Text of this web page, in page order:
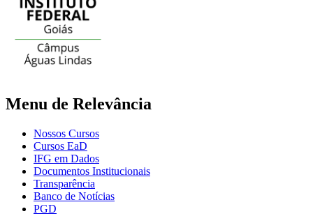
Menu de Relevância
Nossos Cursos
Cursos EaD
IFG em Dados
Documentos Institucionais
Transparência
Banco de Notícias
PGD